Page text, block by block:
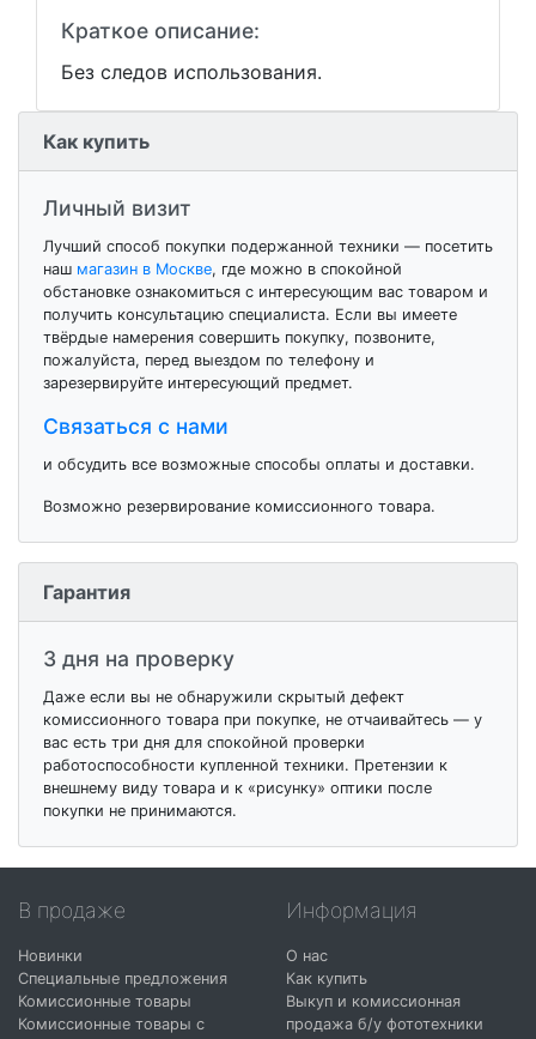
Краткое описание:
Без следов использования.
Как купить
Личный визит
Лучший способ покупки подержанной техники — посетить
наш магазин в Москве, где можно в спокойной
обстановке ознакомиться с интересующим вас товаром и
получить консультацию специалиста. Если вы имеете
твёрдые намерения совершить покупку, позвоните,
пожалуйста, перед выездом по телефону и
зарезервируйте интересующий предмет.
Связаться с нами
и обсудить все возможные способы оплаты и доставки.
Возможно резервирование комиссионного товара.
Гарантия
3 дня на проверку
Даже если вы не обнаружили скрытый дефект
комиссионного товара при покупке, не отчаивайтесь — у
вас есть три дня для спокойной проверки
работоспособности купленной техники. Претензии к
внешнему виду товара и к «рисунку» оптики после
покупки не принимаются.
В продаже
Новинки
Специальные предложения
Комиссионные товары
Комиссионные товары с
Информация
О нас
Как купить
Выкуп и комиссионная
продажа б/у фототехники